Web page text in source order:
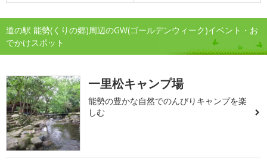
道の駅 能勢(くりの郷)周辺のGW(ゴールデンウィーク)イベント・お
でかけスポット
一里松キャンプ場
能勢の豊かな自然でのんびりキャンプを楽
しむ